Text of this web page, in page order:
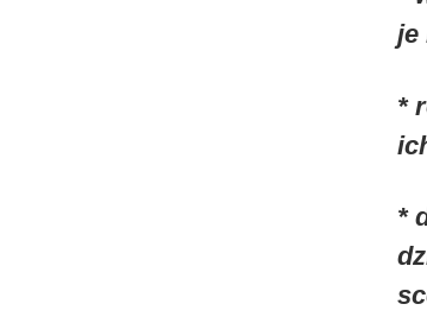
je
*
*